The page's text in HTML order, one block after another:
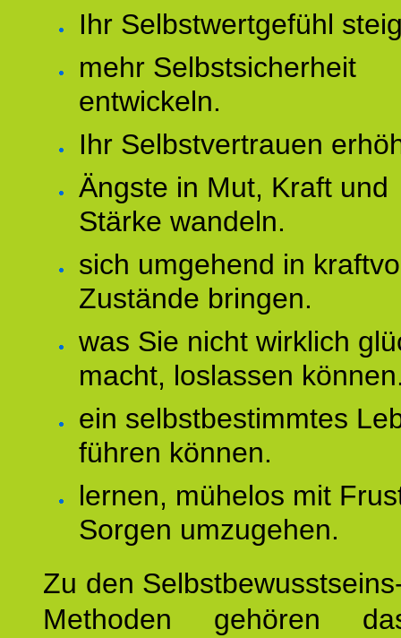
Ihr Selbstwertgefühl
mehr Selbstsicherheit
entwickeln.
Ihr Selbstvertrauen
Ängste in Mut, Kraft und
Stärke wandeln.
sich umgehend in
Zustände bringen.
was Sie nicht wirklich
macht, loslassen
ein selbstbestimmtes
führen können.
lernen, mühelos mit
Sorgen umzugehen.
Zu den
Methoden gehören